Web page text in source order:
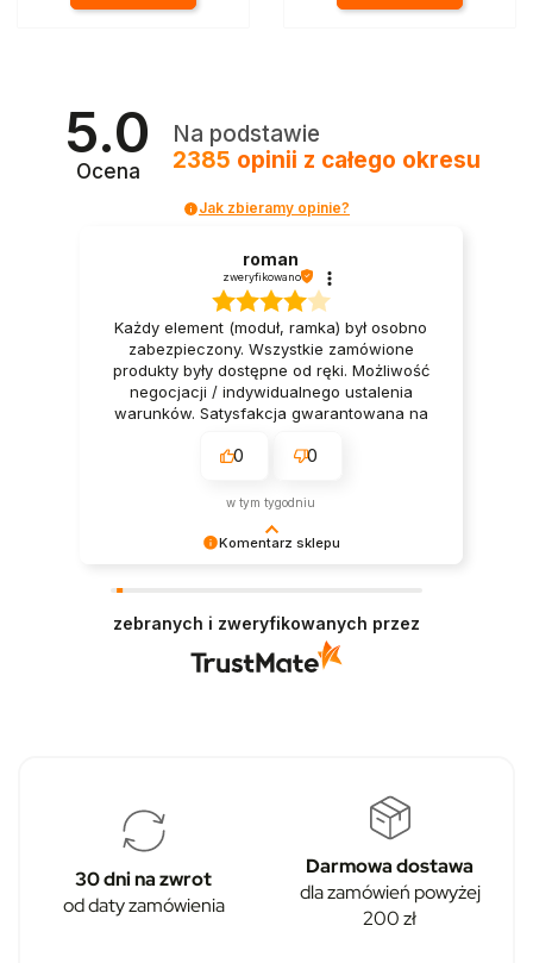
5.0
Ocena
Na podstawie
2385 opinii z całego okresu
Jak zbieramy opinie?
Komentarz sklepu
roman
zweryfikowano
Każdy element (moduł, ramka) był osobno
zabezpieczony. Wszystkie zamówione
produkty były dostępne od ręki. Możliwość
negocjacji / indywidualnego ustalenia
warunków. Satysfakcja gwarantowana na
0 0
w tym tygodniu
zebranych i zweryfikowanych przez
30 dni na zwrot
od daty zamówienia
Darmowa dostawa
dla zamówień powyżej
200 zł